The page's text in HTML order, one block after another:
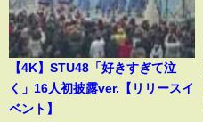
【4K】STU48「好きすぎて泣
く」16人初披露ver.【リリースイ
ベント】